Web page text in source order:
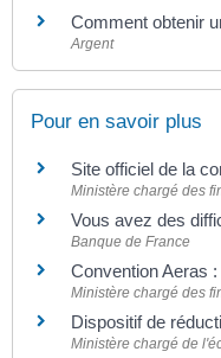
Comment obtenir
Argent
Pour en savoir plus
Site officiel de la
Ministère chargé des
Vous avez des
Banque de France
Convention Aeras
Ministère chargé des
Dispositif de
Ministère chargé de